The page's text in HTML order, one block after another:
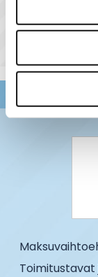
E14
Toimitustavat